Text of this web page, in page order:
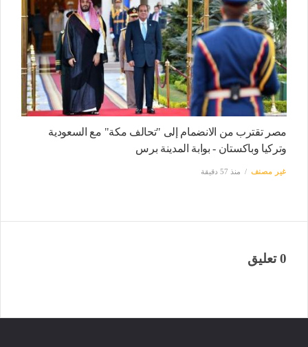
مصر تقترب من الانضمام إلى "تحالف مكة" مع السعودية
وتركيا وباكستان - بوابة المدينة برس
غير مصنف منذ 57 دقيقة
0 تعليق